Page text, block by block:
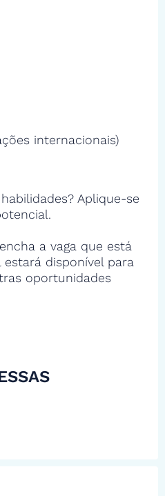
internacionais)
Aplique-se
a vaga que está
disponível para
oportunidades